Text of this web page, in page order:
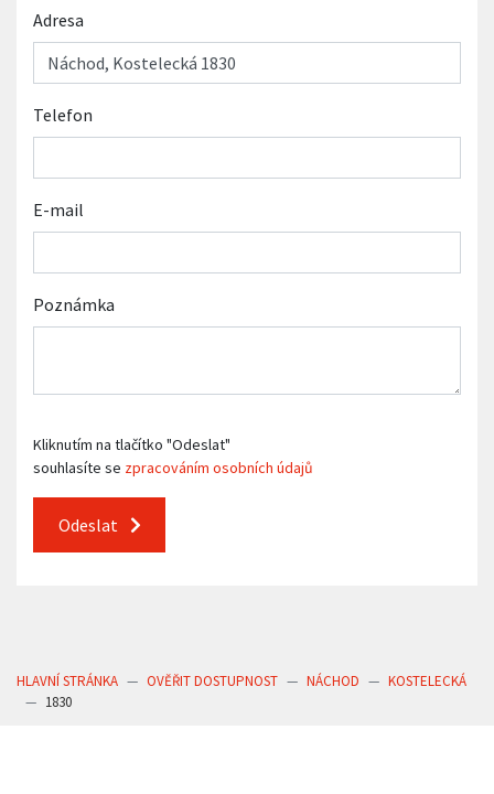
Adresa
Telefon
E-mail
Poznámka
Kliknutím na tlačítko "Odeslat"
souhlasíte se zpracováním osobních údajů
Odeslat
HLAVNÍ STRÁNKA OVĚŘIT DOSTUPNOST NÁCHOD
KOSTELECKÁ
1830